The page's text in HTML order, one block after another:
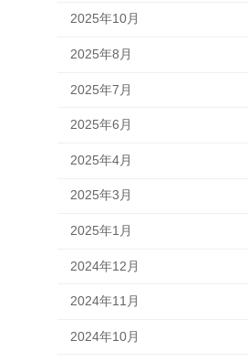
2025年10月
2025年8月
2025年7月
2025年6月
2025年4月
2025年3月
2025年1月
2024年12月
2024年11月
2024年10月